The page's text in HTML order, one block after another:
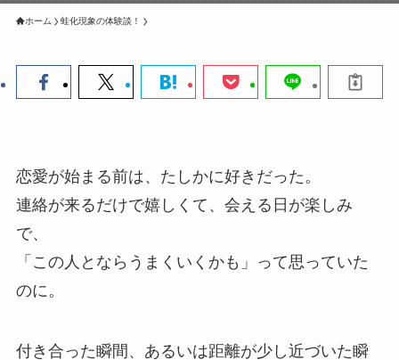
ホーム 蛙化現象の体験談！
恋愛が始まる前は、たしかに好きだった。
連絡が来るだけで嬉しくて、会える日が楽しみ
で、
「この人とならうまくいくかも」って思っていた
のに。
付き合った瞬間、あるいは距離が少し近づいた瞬